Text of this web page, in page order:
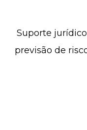
Suporte
previsão de